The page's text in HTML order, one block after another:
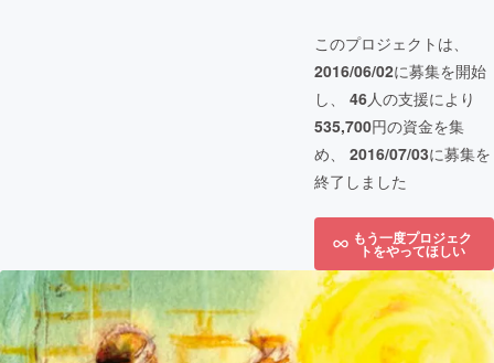
このプロジェクトは、
2016/06/02に募集を開始
し、 46人の支援により
535,700円の資金を集
め、 2016/07/03に募集を
終了しました
もう一度プロジェク
トをやってほしい